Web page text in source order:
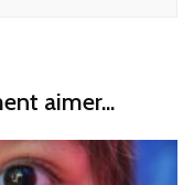
aimer...